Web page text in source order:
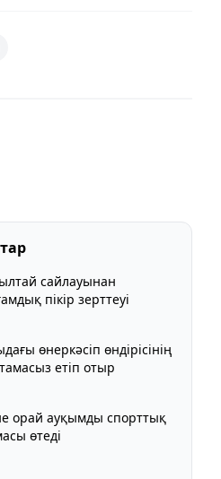
сайлауынан
пікір зерттеуі
өнеркәсіп өндірісінің
етіп отыр
орай ауқымды спорттық
өтеді